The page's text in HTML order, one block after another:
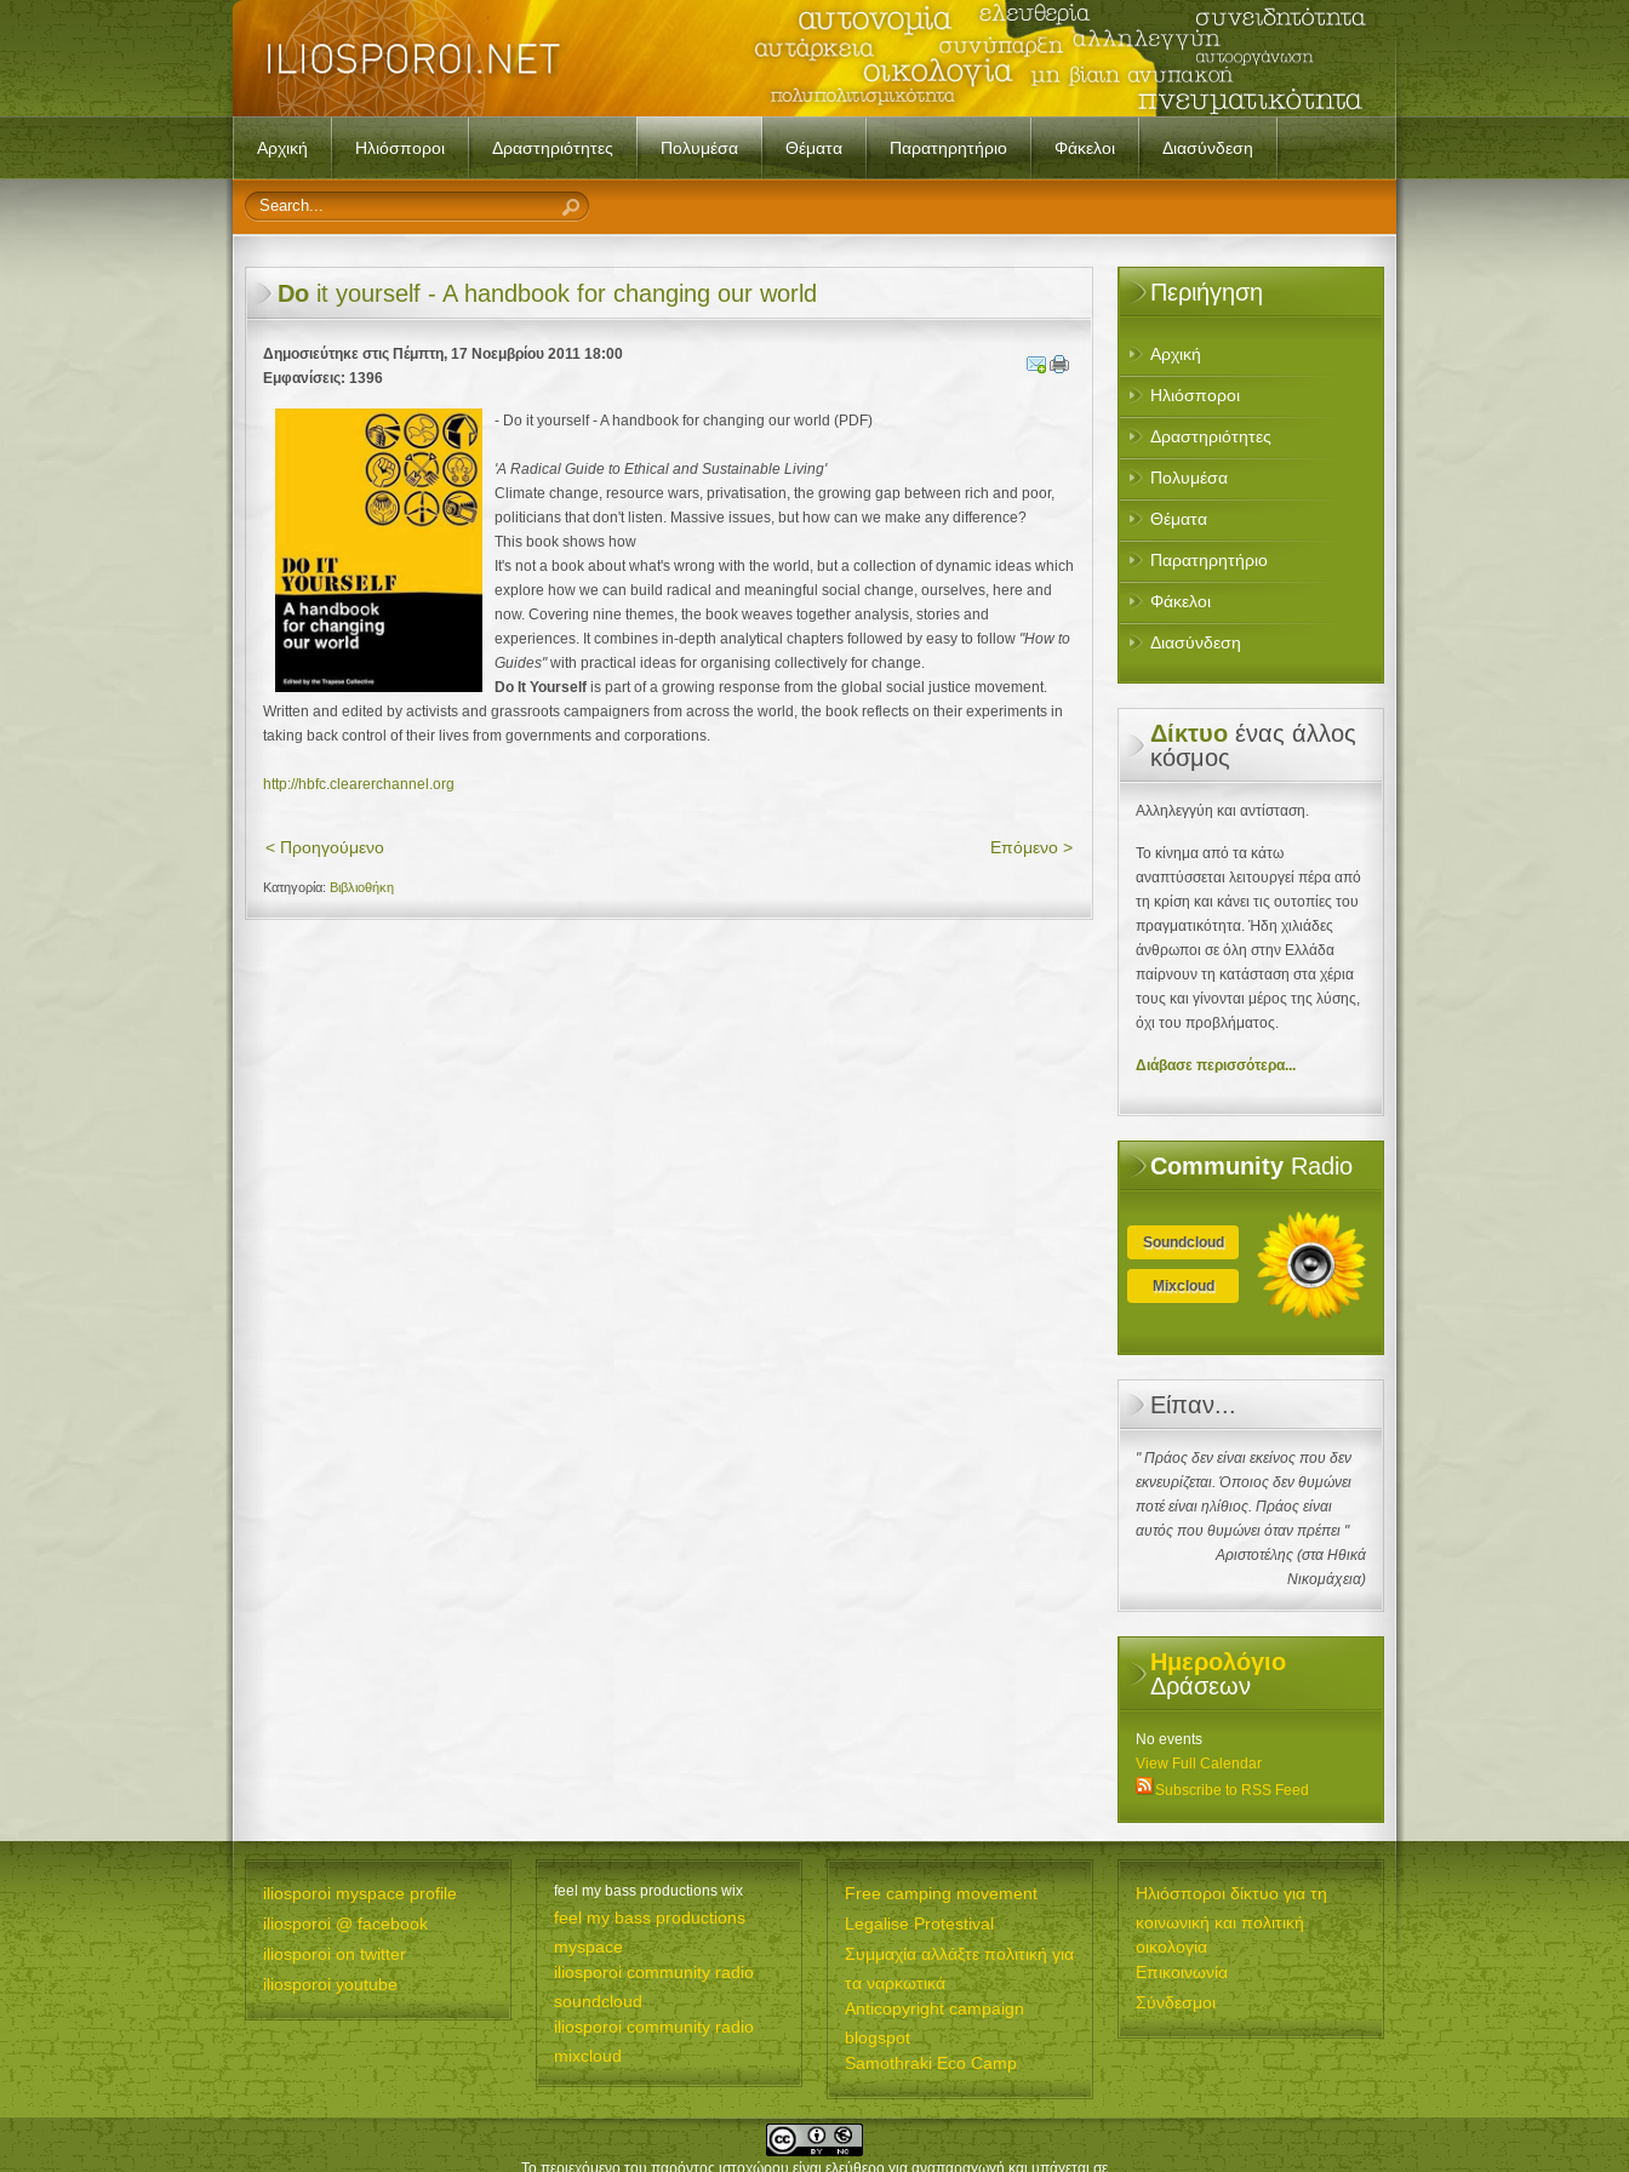
Αρχική Ηλιόσποροι Δραστηριότητες Πολυμέσα Θέματα Παρατηρητήριο Φάκελοι Διασύνδεση
Do it yourself - A handbook for changing our world
Δημοσιεύτηκε στις Πέμπτη, 17 Νοεμβρίου 2011 18:00
Εμφανίσεις: 1396
- Do it yourself - A handbook for changing our world (PDF)
'A Radical Guide to Ethical and Sustainable Living'
Climate change, resource wars, privatisation, the growing gap between rich and poor,
politicians that don't listen. Massive issues, but how can we make any difference?
This book shows how
It's not a book about what's wrong with the world, but a collection of dynamic ideas which
explore how we can build radical and meaningful social change, ourselves, here and
now. Covering nine themes, the book weaves together analysis, stories and
experiences. It combines in-depth analytical chapters followed by easy to follow "How to
Guides"with practical ideas for organising collectively for change.
Do It Yourself is part of a growing response from the global social justice movement.
Written and edited by activists and grassroots campaigners from across the world, the book reflects on their experiments in
taking back control of their lives from governments and corporations.
http://hbfc.clearerchannel.org
< Προηγούμενο Επόμενο >
Κατηγορία: Βιβλιοθήκη
Περιήγηση
Αρχική
Ηλιόσποροι
Δραστηριότητες
Πολυμέσα
Θέματα
Παρατηρητήριο
Φάκελοι
Διασύνδεση
Δίκτυο ένας άλλος
κόσμος
Αλληλεγγύη και αντίσταση.
Το κίνημα από τα κάτω
αναπτύσσεται λειτουργεί πέρα από
τη κρίση και κάνει τις ουτοπίες του
πραγματικότητα. Ήδη χιλιάδες
άνθρωποι σε όλη στην Ελλάδα
παίρνουν τη κατάσταση στα χέρια
τους και γίνονται μέρος της λύσης,
όχι του προβλήματος.
Διάβασε περισσότερα...
Community Radio
Soundcloud
Mixcloud
Είπαν...
" Πράος δεν είναι εκείνος που δεν
εκνευρίζεται. Όποιος δεν θυμώνει
ποτέ είναι ηλίθιος. Πράος είναι
αυτός που θυμώνει όταν πρέπει "
Αριστοτέλης (στα Ηθικά
Νικομάχεια)
Ημερολόγιο
Δράσεων
No events
View Full Calendar
Subscribe to RSS Feed
iliosporoi myspace profile
iliosporoi @ facebook
iliosporoi on twitter
iliosporoi youtube
feel my bass productions wix
feel my bass productions
myspace
iliosporoi community radio
soundcloud
iliosporoi community radio
mixcloud
Free camping movement
Legalise Protestival
Συμμαχία αλλάξτε πολιτική για
τα ναρκωτικά
Anticopyright campaign
blogspot
Samothraki Eco Camp
Ηλιόσποροι δίκτυο για τη
κοινωνική και πολιτική
οικολογία
Επικοινωνία
Σύνδεσμοι
Το περιεχόμενο του παρόντος ιστοχώρου είναι ελεύθερο για αναπαραγωγή και υπάγεται σε